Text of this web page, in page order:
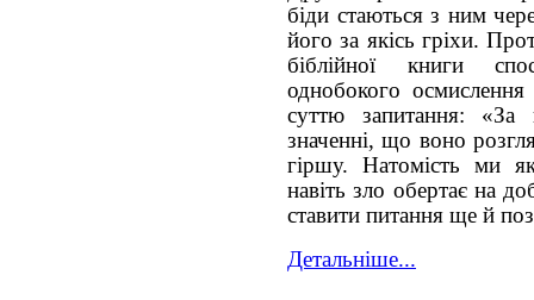
біди стаються з ним
його за якісь гріхи.
біблійної книги
однобокого
суттю запитання:
значенні, що воно
гіршу. Натомість ми
навіть зло обертає на
ставити питання ще й
Детальніше...